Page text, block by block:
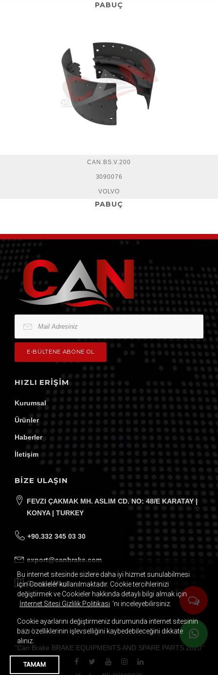
PABUÇ
CAN.BS.V.200
3090076
VOLVO
PABUÇ
Mail Adresiniz
E-BÜLTENE ABONE OL
HIZLI ERIŞIM
Kurumsal
Ürünler
Haberler
İletişim
BİZE ULAŞIN
FEVZI ÇAKMAK MH. ASLIM CD. NO: 48/E KARATAY |
KONYA | TURKEY
+90.332 345 03 30
export@canbrake.com
Google Map
"Can Brake BRAKE EQUIPMENTS AND SPARE PARTS 2020"
Bu internet sitesinde sizlere daha iyi hizmet sunulabilmesi
için Cookieler kullanılmaktadır. Cookie tercihlerinizi
değiştirmek ve Cookieler hakkında detaylı bilgi almak için
İnternet Sitesi Gizlilik Politikası ’nı inceleyebilirsiniz.
Cookie ayarlarını değiştirmeniz durumunda internet sitesinin
bazı özelliklerinin işlevselliğini kaybedebileceğini dikkate
alınız.
TAMAM